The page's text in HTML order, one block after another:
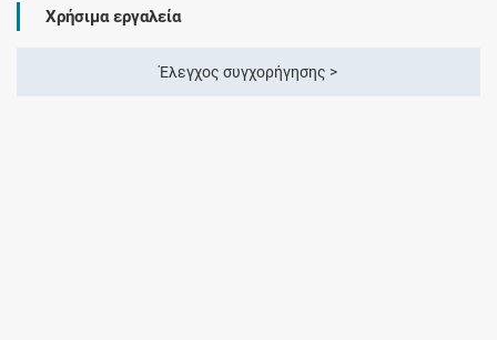
Χρήσιμα εργαλεία
Έλεγχος συγχορήγησης >